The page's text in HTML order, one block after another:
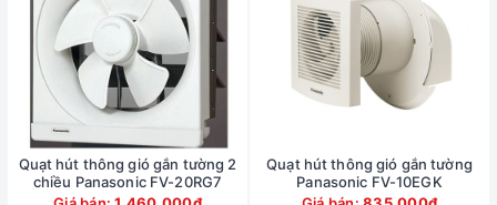
Quạt hút thông gió gắn tường 2
chiều Panasonic FV-20RG7
Quạt hút thông gió gắn tường
Panasonic FV-10EGK